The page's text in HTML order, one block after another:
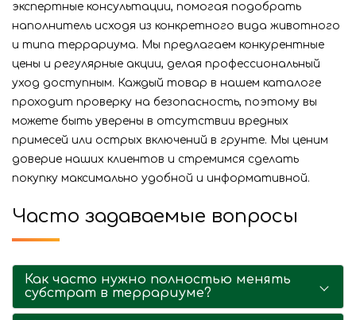
экспертные консультации, помогая подобрать
наполнитель исходя из конкретного вида животного
и типа террариума. Мы предлагаем конкурентные
цены и регулярные акции, делая профессиональный
уход доступным. Каждый товар в нашем каталоге
проходит проверку на безопасность, поэтому вы
можете быть уверены в отсутствии вредных
примесей или острых включений в грунте. Мы ценим
доверие наших клиентов и стремимся сделать
покупку максимально удобной и информативной.
Часто задаваемые вопросы
Как часто нужно полностью менять
субстрат в террариуме?